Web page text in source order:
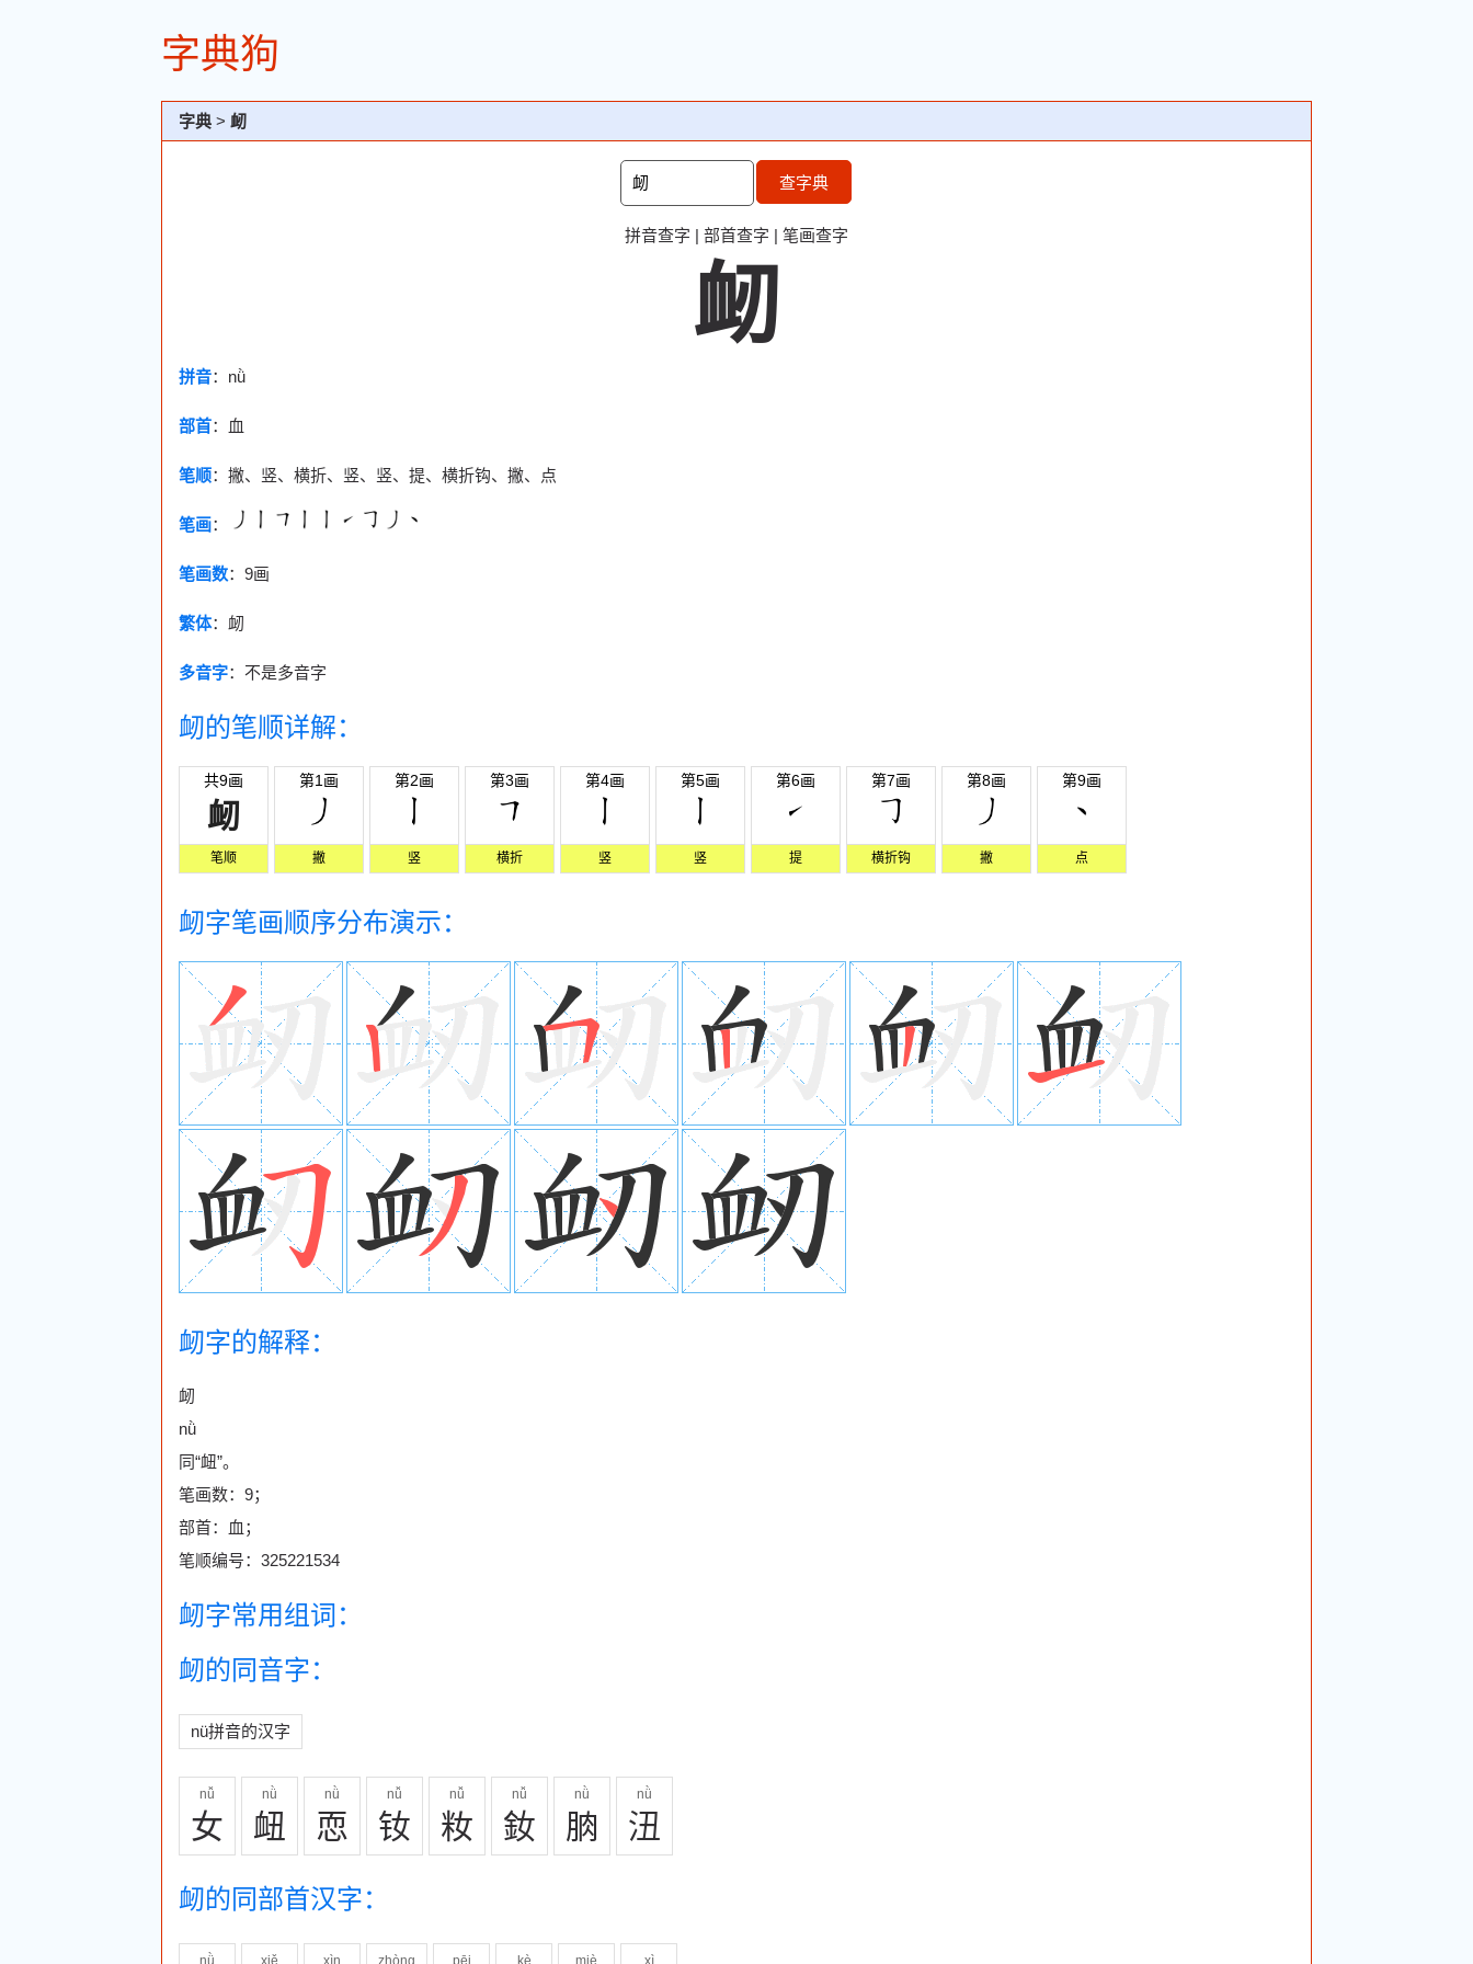
字典狗
字典 > 衂
查字典
拼音查字 | 部首查字 | 笔画查字
衂
拼音：nǜ
部首： 血
笔顺：撇、竖、横折、竖、竖、提、横折钩、撇、点
笔画：
笔画数： 9画
繁体：衂
多音字：不是多音字
衂的笔顺详解：
共9画
衂
笔顺
第1画
撇
第2画
竖
第3画
横折
第4画
竖
第5画
竖
第6画
提
第7画
横折钩
第8画
撇
第9画
点
衂字笔画顺序分布演示：
衂字的解释：
衂
nǜ
同“衄”。
笔画数：9；
部首：血；
笔顺编号：325221534
衂字常用组词：
衂的同音字：
nü拼音的汉字
nǚ
女
nǜ
衄
nǜ
恧
nǚ
钕
nǚ
籹
nǚ
釹
nǜ
朒
nǜ
沑
衂的同部首汉字：
nǜ xiě xìn zhòng pēi kè miè xì